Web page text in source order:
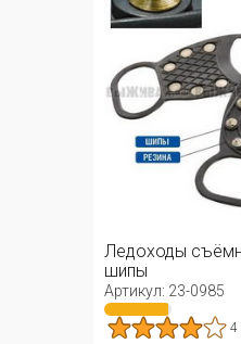
Ледоходы
шипы
Артикул: 23-0985
4